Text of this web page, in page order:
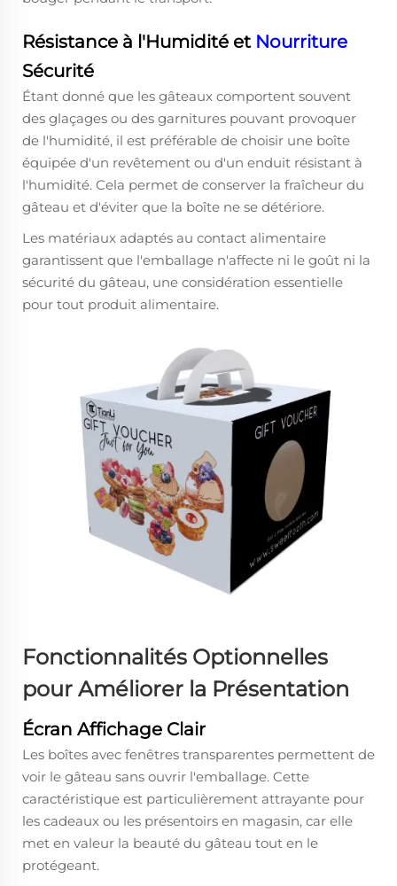
Résistance à l'Humidité et Nourriture
Sécurité
Étant donné que les gâteaux comportent souvent
des glaçages ou des garnitures pouvant provoquer
de l'humidité, il est préférable de choisir une boîte
équipée d'un revêtement ou d'un enduit résistant à
l'humidité. Cela permet de conserver la fraîcheur du
gâteau et d'éviter que la boîte ne se détériore.
Les matériaux adaptés au contact alimentaire
garantissent que l'emballage n'affecte ni le goût ni la
sécurité du gâteau, une considération essentielle
pour tout produit alimentaire.
Fonctionnalités Optionnelles
pour Améliorer la Présentation
Écran Affichage Clair
Les boîtes avec fenêtres transparentes permettent de
voir le gâteau sans ouvrir l'emballage. Cette
caractéristique est particulièrement attrayante pour
les cadeaux ou les présentoirs en magasin, car elle
met en valeur la beauté du gâteau tout en le
protégeant.